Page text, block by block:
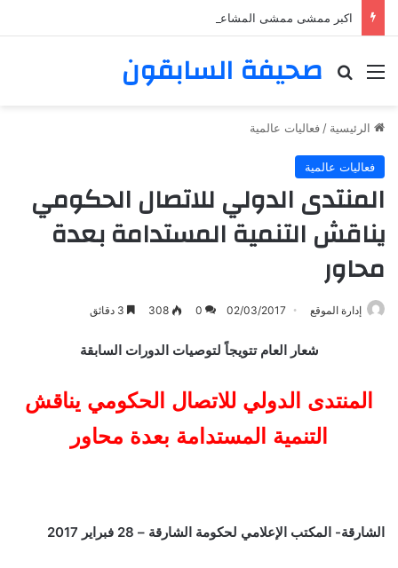
اكبر ممشى ممشى المشاعر المقدسه
صحيفة السابقون القائمة بحث عن
الرئيسية / فعاليات عالمية
فعاليات عالمية
المنتدى الدولي للاتصال الحكومي
يناقش التنمية المستدامة بعدة
محاور
إدارة الموقع 02/03/2017
0
308
شعار العام تتويجاً لتوصيات الدورات السابقة
المنتدى الدولي للاتصال الحكومي يناقش
التنمية المستدامة بعدة محاور
الشارقة- المكتب الإعلامي لحكومة الشارقة – 28 فبراير 2017